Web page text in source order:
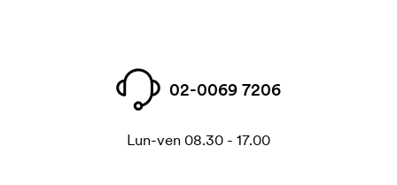
02-0069 7206
Lun-ven 08.30 - 17.00